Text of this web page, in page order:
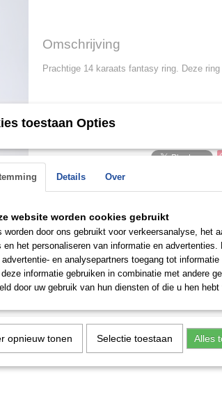
in de
u op.
Omschrijving
Prachtige 14 karaats fantasy ring. Deze
toestaan Opties
Details Over
website worden cookies gebruikt
worden door ons gebruikt voor verkeersanalyse, het
en het personaliseren van informatie en
en analysepartners toegang tot
deze informatie gebruiken in combinatie met andere
door uw gebruik van hun diensten of die u hen
opnieuw tonen Selectie toestaan Alles